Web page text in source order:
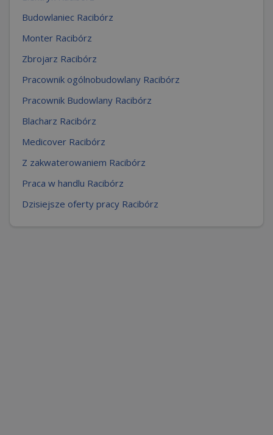
Budowlaniec Racibórz
Monter Racibórz
Zbrojarz Racibórz
Pracownik ogólnobudowlany Racibórz
Pracownik Budowlany Racibórz
Blacharz Racibórz
Medicover Racibórz
Z zakwaterowaniem Racibórz
Praca w handlu Racibórz
Dzisiejsze oferty pracy Racibórz